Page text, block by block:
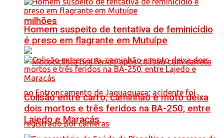
milhões
Homem suspeito de tentativa de feminicídio
é preso em flagrante em Mutuípe
Colisão entre carro, caminhão e moto deixa
dois mortos e três feridos na BA-250, entre
Lajedo e Maracás